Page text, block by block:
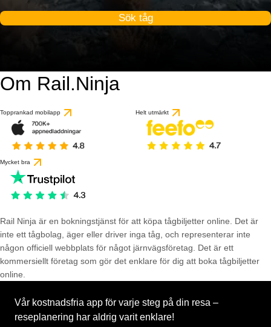
Sök tåg
Om Rail.Ninja
Topprankad mobilapp Helt utmärkt
Mycket bra
Rail Ninja är en bokningstjänst för att köpa tågbiljetter online. Det är
inte ett tågbolag, äger eller driver inga tåg, och representerar inte
någon officiell webbplats för något järnvägsföretag. Det är ett
kommersiellt företag som gör det enklare för dig att boka tågbiljetter
online.
Vår kostnadsfria app för varje steg på din resa –
reseplanering har aldrig varit enklare!